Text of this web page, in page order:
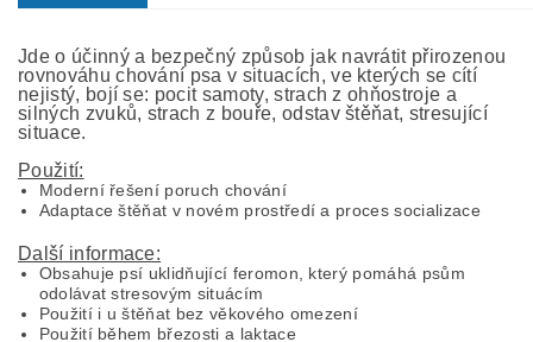
Jde o účinný a bezpečný způsob jak navrátit přirozenou
rovnováhu chování psa v situacích, ve kterých se cítí
nejistý, bojí se: pocit samoty, strach z ohňostroje a
silných zvuků, strach z bouře, odstav štěňat, stresující
situace.
Použití:
Moderní řešení poruch chování
Adaptace štěňat v novém prostředí a proces socializace
Další informace:
Obsahuje psí uklidňující feromon, který pomáhá psům
odolávat stresovým situácím
Použití i u štěňat bez věkového omezení
Použití během březosti a laktace